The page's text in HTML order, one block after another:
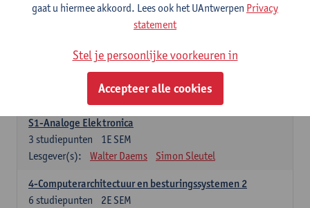
Specifiek deel A - PBa Toegepaste Informatica
1-Basis digitale elektronica 1
studiepunten
Koen Lostrie
S1-Analoge Elektronica
1E SEM
3 studiepunten
Lesgever(s):
Walter Daems Simon Sleutel
4-Computerarchitectuur en besturingssystemen 2
2E SEM
6 studiepunten
gaat u hiermee akkoord. Lees ook het UAntwerpen Privacy
statement
Stel je persoonlijke voorkeuren in
Accepteer alle cookies